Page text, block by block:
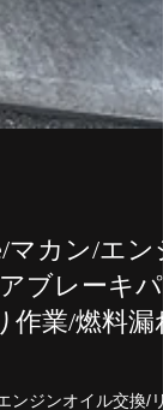
マカン/エン
ブレーキパ
業/燃料漏